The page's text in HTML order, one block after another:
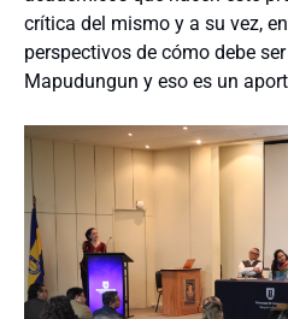
crítica del mismo y a su vez,
perspectivos de cómo debe
Mapudungun y eso es un